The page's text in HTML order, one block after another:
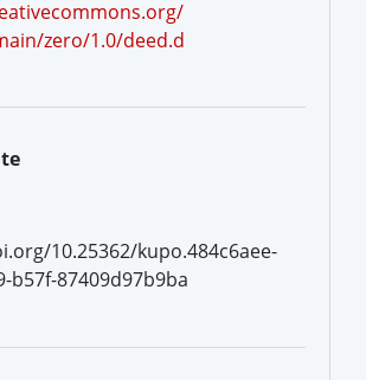
zero/1.0/deed.d
10.25362/kupo.484c6aee-
b57f-87409d97b9ba